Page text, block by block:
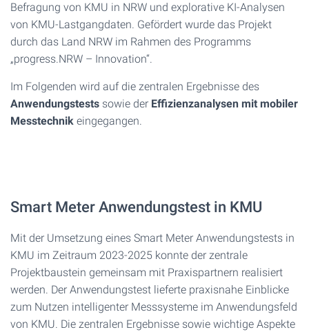
Befragung von KMU in NRW und explorative KI-Analysen
von KMU-Lastgangdaten. Gefördert wurde das Projekt
durch das Land NRW im Rahmen des Programms
„progress.NRW – Innovation“.
Im Folgenden wird auf die zentralen Ergebnisse des
Anwendungstests sowie der Effizienzanalysen mit mobiler
Messtechnik eingegangen.
Smart Meter Anwendungstest in KMU
Mit der Umsetzung eines Smart Meter Anwendungstests in
KMU im Zeitraum 2023-2025 konnte der zentrale
Projektbaustein gemeinsam mit Praxispartnern realisiert
werden. Der Anwendungstest lieferte praxisnahe Einblicke
zum Nutzen intelligenter Messsysteme im Anwendungsfeld
von KMU. Die zentralen Ergebnisse sowie wichtige Aspekte